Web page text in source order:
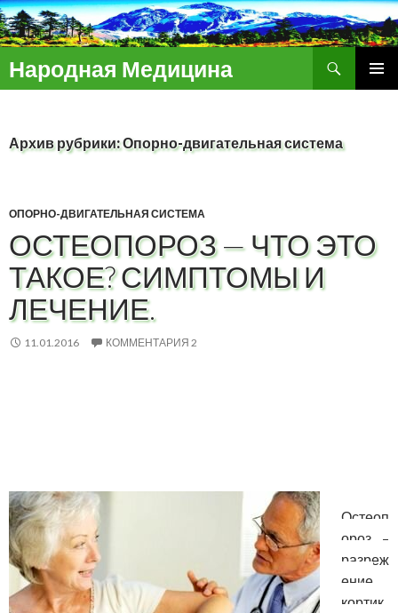
Народная Медицина
ПЕРЕЙТИ
Архив рубрики: Опорно-двигательная система
ОПОРНО-ДВИГАТЕЛЬНАЯ СИСТЕМА
ОСТЕОПОРОЗ — ЧТО ЭТО
ТАКОЕ? СИМПТОМЫ И
ЛЕЧЕНИЕ.
11.01.2016 КОММЕНТАРИЯ 2
Остеоп
ороз –
разреж
ение
кортик